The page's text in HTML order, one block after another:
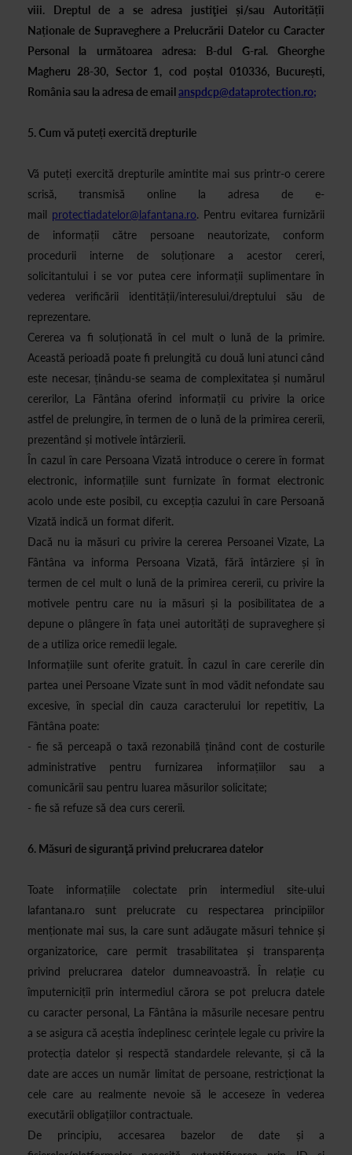
viii. Dreptul de a se adresa justiţiei și/sau Autoritățîi
Naționale de Supraveghere a Prelucrării Datelor cu Caracter
Personal la următoarea adresa: B-dul G-ral. Gheorghe
Magheru 28-30, Sector 1, cod poștal 010336, București,
România sau la adresa de emailanspdcp@dataprotection.ro;
5. Cum vă puteți exercită drepturile
Vă puteți exercită drepturile amintite mai sus printr-o cerere
scrisă, transmisă online la adresa de e-
mail protectiadatelor@lafantana.ro. Pentru evitarea furnizării
de informații către persoane neautorizate, conform
procedurii interne de soluționare a acestor cereri,
solicitantului i se vor putea cere informații suplimentare în
vederea verificării identității/interesului/dreptului său de
reprezentare.
Cererea va fi soluționată în cel mult o lună de la primire.
Această perioadă poate fi prelungită cu două luni atunci când
este necesar, ținându-se seama de complexitatea și numărul
cererilor, La Fântâna oferind informații cu privire la orice
astfel de prelungire, în termen de o lună de la primirea cererii,
prezentând și motivele întârzierii.
În cazul în care Persoana Vizată introduce o cerere în format
electronic, informațiile sunt furnizate în format electronic
acolo unde este posibil, cu excepția cazului în care Persoană
Vizată indică un format diferit.
Dacă nu ia măsuri cu privire la cererea Persoanei Vizate, La
Fântâna va informa Persoana Vizată, fără întârziere și în
termen de cel mult o lună de la primirea cererii, cu privire la
motivele pentru care nu ia măsuri și la posibilitatea de a
depune o plângere în fața unei autorități de supraveghere și
de a utiliza orice remedii legale.
Informațiile sunt oferite gratuit. În cazul în care cererile din
partea unei Persoane Vizate sunt în mod vădit nefondate sau
excesive, în special din cauza caracterului lor repetitiv, La
Fântâna poate:
- fie să perceapă o taxă rezonabilă ținând cont de costurile
administrative pentru furnizarea informațiilor sau a
comunicării sau pentru luarea măsurilor solicitate;
- fie să refuze să dea curs cererii.
6. Măsuri de siguranţă privind prelucrarea datelor
Toate informațiile colectate prin intermediul site-ului
lafantana.ro sunt prelucrate cu respectarea principiilor
menționate mai sus, la care sunt adăugate măsuri tehnice și
organizatorice, care permit trasabilitatea și transparența
privind prelucrarea datelor dumneavoastră. În relație cu
împuternicițîi prin intermediul cărora se pot prelucra datele
cu caracter personal, La Fântâna ia măsurile necesare pentru
a se asigura că aceștia îndeplinesc cerințele legale cu privire la
protecția datelor și respectă standardele relevante, și că la
date are acces un număr limitat de persoane, restricționat la
cele care au realmente nevoie să le acceseze în vederea
executării obligațiilor contractuale.
De principiu, accesarea bazelor de date și a